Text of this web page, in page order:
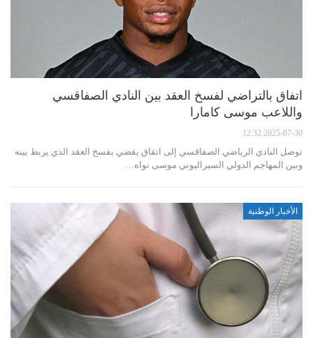
اتفاق بالتراضي لفسخ العقد بين النادي الصفاقسي
واللاعب موسى كامارا
2025-07-30 12:32
توصل النادي الرياضي الصفاقسي إلى اتفاق يقضي بفسخ العقد الذي يربط بينه
وبين المهاجم الدولي السيراليوني موسى نواه…
الأخبار الوطنية